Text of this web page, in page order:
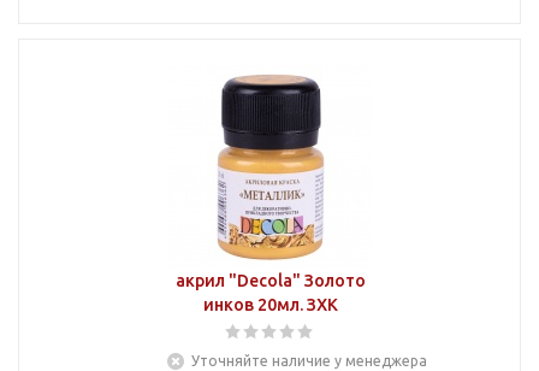
акрил "Decola" Золото
инков 20мл. ЗХК
Уточняйте наличие у менеджера